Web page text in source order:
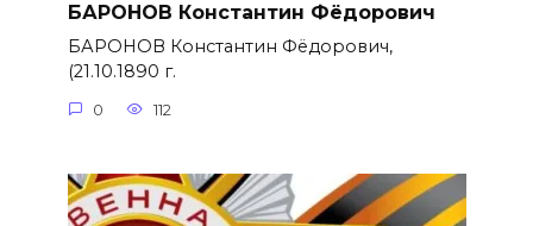
БАРОНОВ Константин Фёдорович
БАРОНОВ Константин Фёдорович,
(21.10.1890 г.
0 112